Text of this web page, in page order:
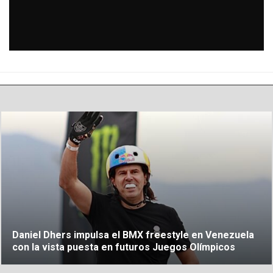
Daniel Dhers impulsa el BMX freestyle en Venezuela
con la vista puesta en futuros Juegos Olímpicos